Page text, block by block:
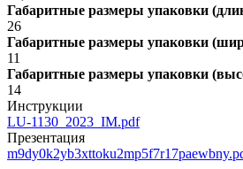
Габаритные размеры упаковки
26
Габаритные размеры упаковки
11
Габаритные размеры упаковки
14
Инструкции
LU-1130_2023_IM.pdf
Презентация